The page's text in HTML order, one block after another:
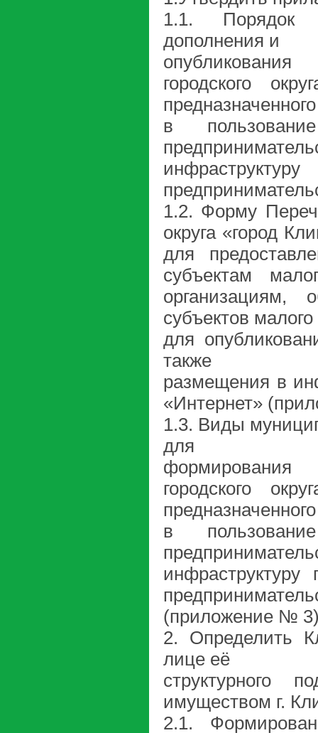
1.1. Порядок
дополнения и
городского
в
1.2. Форму
округа «город
для
субъектам
организациям,
субъектов
для
также
размещения в
«Интернет»
1.3. Виды
для
формирования
городского
в
(приложение №
2. Определить
лице её
структурного
имуществом г.
2.1.